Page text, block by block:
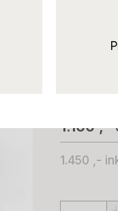
Bjerk
1.160 ,-
1.450 ,-